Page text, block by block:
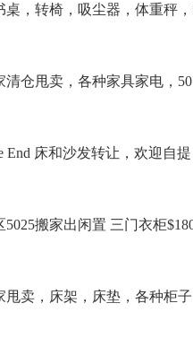
桌，转椅，吸尘器，体重秤
清仓甩卖，各种家具家电，
End 床和沙发转让，欢迎自提
5025搬家出闲置 三门衣柜
甩卖，床架，床垫，各种柜